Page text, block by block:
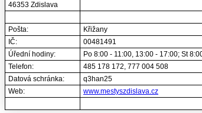
46353 Zdislava
Pošta:
Křižany
IČ:
00481491
Úřední hodiny:
Po 8:00 - 11:00, 13:00 - 17:00; St
Telefon:
485 178 172, 777 004 508
Datová schránka:
q3han25
Web:
www.mestyszdislava.cz